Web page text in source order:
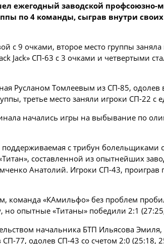
ежегодный заводской
по 4 команды, сыграв внутри
с 9 очками, второе место группы
Jack» СП-63 с 3 очками и четвертыми
Русланом Томлеевым из СП-85, одолев
третье место заняли игроки СП-22
начались игры на выбывание по
с трибун
составленной из опытнейших
Анатолий. Игроки СП-43,
«КАмильфо» без проблем
но опытные «Титаны» победили 2:1
начальника БТП Ильясова Эмиля,
77, одолев СП-43 со счетом 2:0 (25:18,